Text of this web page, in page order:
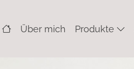
Über mich Produkte